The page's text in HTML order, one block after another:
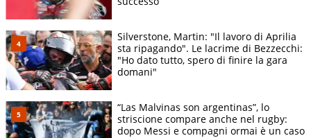
Silverstone, Martin: "Il lavoro di Aprilia
sta ripagando". Le lacrime di Bezzecchi:
"Ho dato tutto, spero di finire la gara
domani"
“Las Malvinas son argentinas”, lo
striscione compare anche nel rugby:
dopo Messi e compagni ormai è un caso